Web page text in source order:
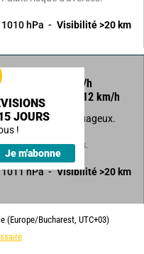
1010 hPa Visibilité >20 km
km/h
Rafales à
12 km/h
Beau temps peu nuageux.
Sans précipitations.
1011hPa Visibilité >20 km
JOURS
!
Je m'abonne
(Europe/Bucharest, UTC+03)